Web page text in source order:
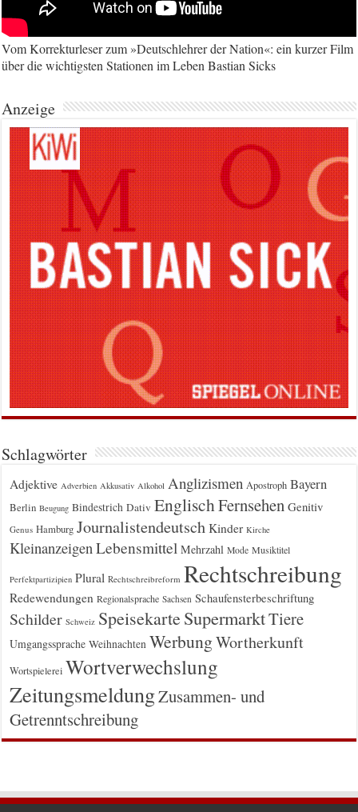
Vom Korrekturleser zum »Deutschlehrer der Nation«: ein kurzer Film
über die wichtigsten Stationen im Leben Bastian Sicks
Anzeige
Schlagwörter
Adjektive Adverbien Akkusativ Alkohol Anglizismen Apostroph Bayern
Berlin Beugung Bindestrich Dativ EnglischFernsehen Genitiv
Genus Hamburg Journalistendeutsch Kinder Kirche
Kleinanzeigen Lebensmittel Mehrzahl Mode Musiktitel
Perfektpartizipien Plural Rechtschreibreform Rechtschreibung
Redewendungen Regionalsprache Sachsen Schaufensterbeschriftung
Schilder Schweiz Speisekarte SupermarktTiere
Umgangssprache Weihnachten WerbungWortherkunft
Wortspielerei Wortverwechslung
ZeitungsmeldungZusammen- und
Getrenntschreibung